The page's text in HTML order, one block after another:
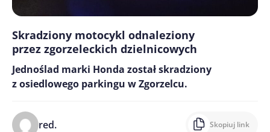
Skradziony motocykl odnaleziony
przez zgorzeleckich dzielnicowych
Jednoślad marki Honda został skradziony
z osiedlowego parkingu w Zgorzelcu.
red. Skopiuj link